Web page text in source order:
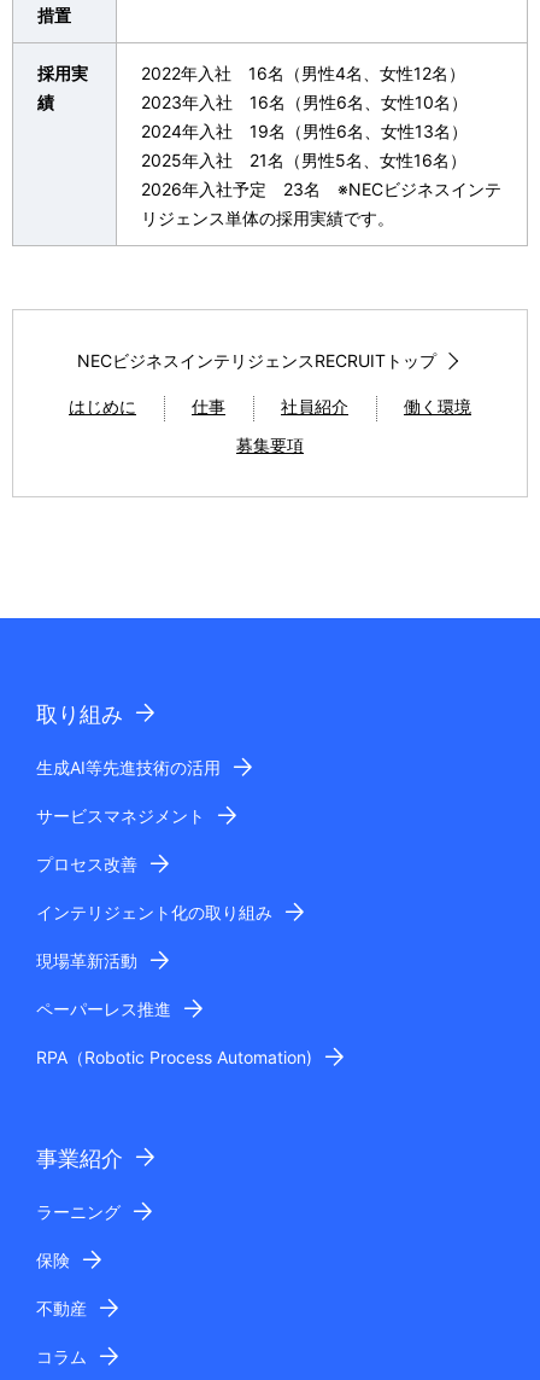
措置
採用実
績
2022年入社 16名（男性4名、女性12名）
2023年入社 16名（男性6名、女性10名）
2024年入社 19名（男性6名、女性13名）
2025年入社 21名（男性5名、女性16名）
2026年入社予定 23名 ※NECビジネスインテ
リジェンス単体の採用実績です。
NECビジネスインテリジェンスRECRUITトップ
はじめに 仕事 社員紹介
働く環境
募集要項
取り組み
生成AI等先進技術の活用
サービスマネジメント
プロセス改善
インテリジェント化の取り組み
現場革新活動
ペーパーレス推進
RPA（Robotic Process Automation)
事業紹介
ラーニング
保険
不動産
コラム